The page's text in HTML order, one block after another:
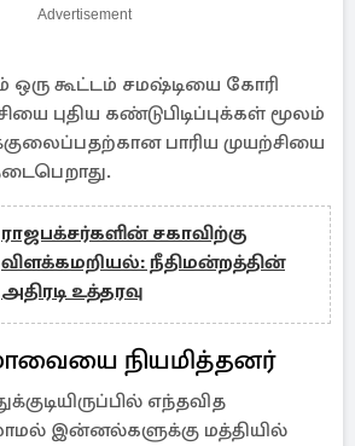
Advertisement
ஒரு கூட்டம் சமஷ்டியை கோரி
புதிய கண்டுபிடிப்புக்கள் மூலம்
பாரிய முயற்சியை
ராஜபக்சர்களின் சகாவிற்கு
விளக்கமறியல்: நீதிமன்றத்தின்
அதிரடி உத்தரவு
நியமித்தனர்
எந்தவித
இன்னல்களுக்கு மத்தியில்